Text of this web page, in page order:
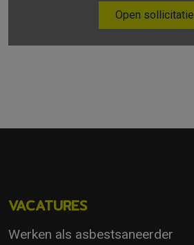
Open sollicitatie
VACATURES
Werken als asbestsaneerder